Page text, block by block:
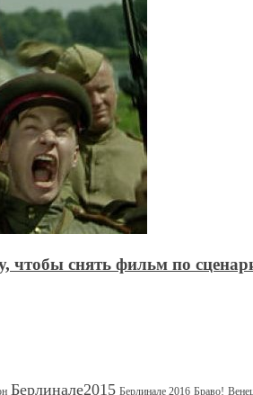
чтобы снять фильм по
Берлинале2015 Берлинале 2016 Браво!